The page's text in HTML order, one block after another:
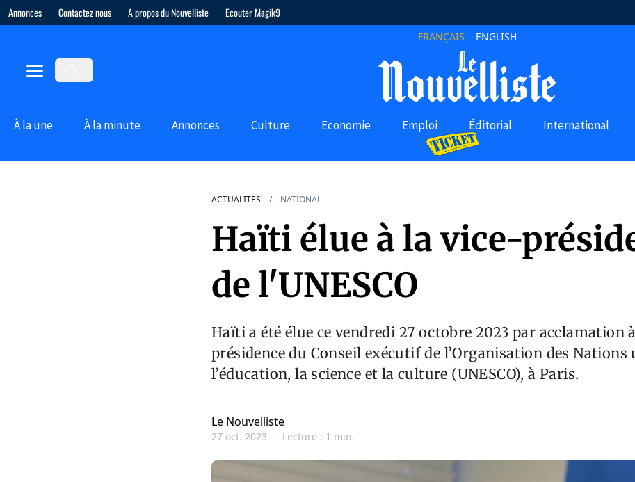
Annonces Contactez nous A propos du Nouvelliste Ecouter Magik9
FRANÇAIS ENGLISH
À la une À la minute Annonces Culture Economie Emploi Éditorial International
ACTUALITES NATIONAL
Haïti élue à la vice-
de l'UNESCO
Haïti a été élue ce vendredi 27 octobre 2023 par acclamation
présidence du Conseil exécutif de l’Organisation des Nations
l’éducation, la science et la culture (UNESCO), à Paris.
Le Nouvelliste
27 oct. 2023 — Lecture : 1 min.